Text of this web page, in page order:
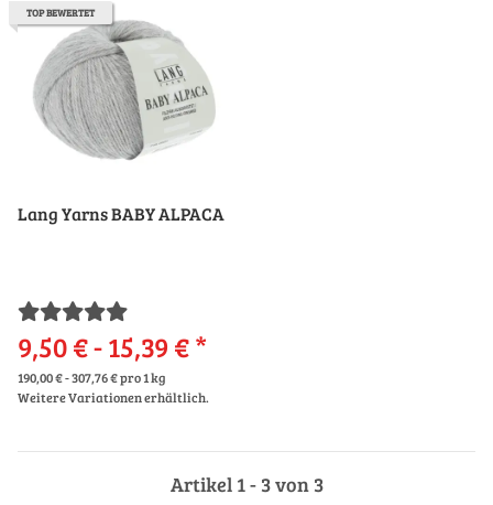
TOP BEWERTET
Lang Yarns BABY ALPACA
9,50 € -15,39 €*
190,00 € - 307,76 € pro 1 kg
Weitere Variationen erhältlich.
Artikel 1 - 3 von 3